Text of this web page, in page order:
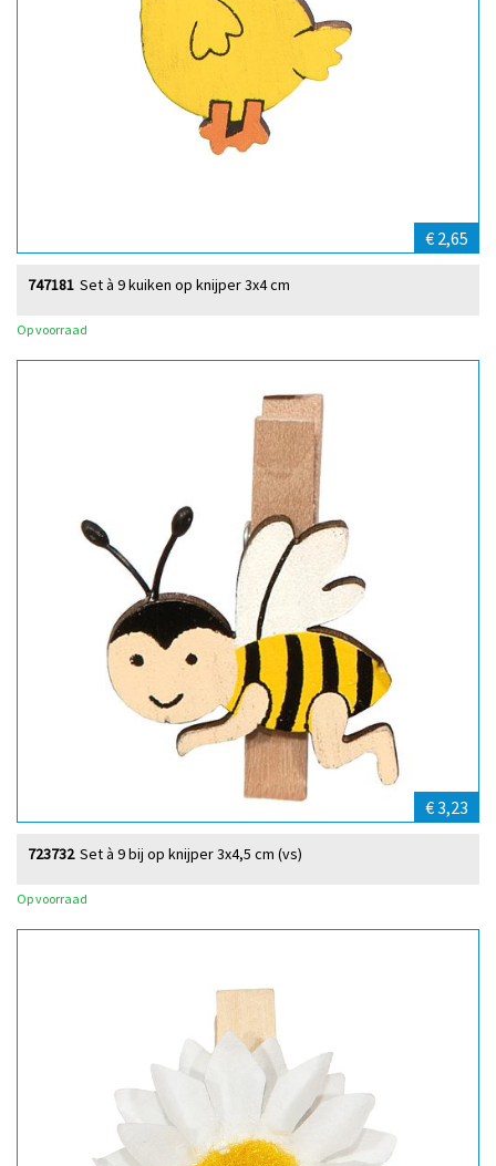
€ 2,65
Set à 9 kuiken op knijper 3x4 cm
747181
Op voorraad
€ 3,23
Set à 9 bij op knijper 3x4,5 cm (vs)
723732
Op voorraad